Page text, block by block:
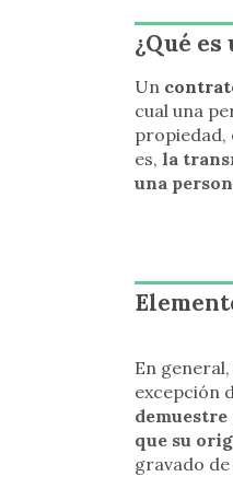
¿Qué
Un
cual una
propiedad,
es, la
una
En
excepción
que su
gravado